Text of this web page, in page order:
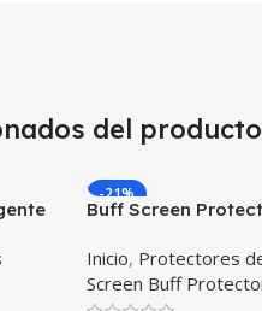
del
-21%
Buff Screen
Inicio, Protectores
Screen Buff